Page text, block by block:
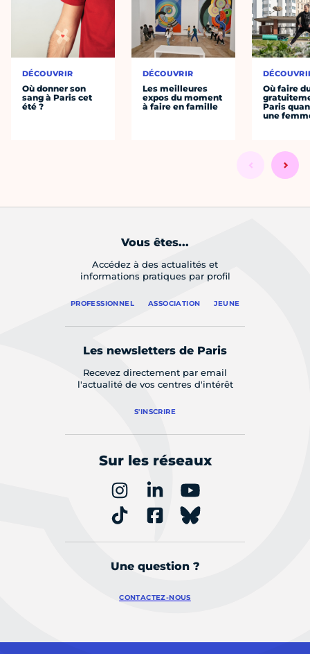
DÉCOUVRIR
Où donner son
sang à Paris cet
été ?
DÉCOUVRIR
Les meilleures
expos du moment
à faire en famille
Où faire
Paris
une
Vous êtes...
Accédez à des actualités et
informations pratiques par profil
PROFESSIONNEL ASSOCIATION JEUNE
Les newsletters de Paris
Recevez directement par email
l'actualité de vos centres d'intérêt
S'INSCRIRE
Sur les réseaux
Une question ?
CONTACTEZ-NOUS